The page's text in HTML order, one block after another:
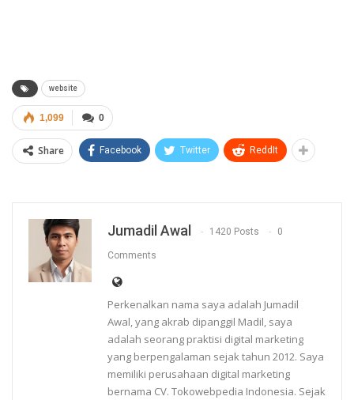
website
0
1,099
Share Facebook Twitter ReddIt
Jumadil Awal 1420 Posts 0
Comments
Perkenalkan nama saya adalah Jumadil
Awal, yang akrab dipanggil Madil, saya
adalah seorang praktisi digital marketing
yang berpengalaman sejak tahun 2012. Saya
memiliki perusahaan digital marketing
bernama CV. Tokowebpedia Indonesia. Sejak